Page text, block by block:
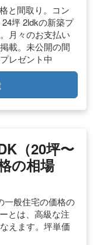
と間取り。コン
坪 2ldkの新築プ
月々のお支払い
載。未公開の間
レゼント中
（20坪〜
の相場
一般住宅の価格の
とは、高級な注
えます。坪単価